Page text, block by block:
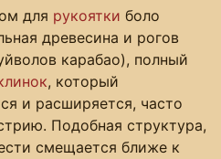
для рукоятки боло
древесина и рогов
карабао), полный
, который
и расширяется, часто
Подобная структура,
смещается ближе к